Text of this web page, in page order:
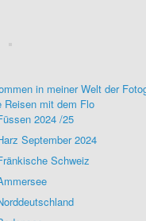
in meiner Welt der
Reisen mit dem Flo
2024 /25
September 2024
Schweiz